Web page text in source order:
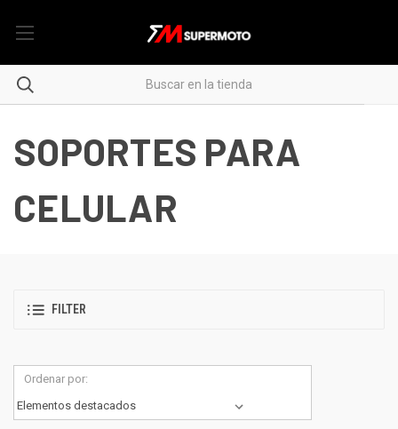
SOPORTES PARA
CELULAR
FILTER
Ordenar por: